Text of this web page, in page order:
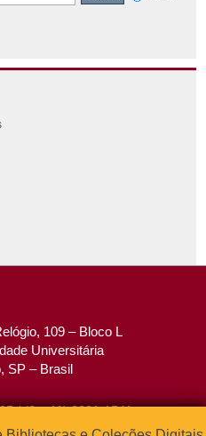
109 – Bloco L
Universitária
SP – Brasil
/ (0xx11) 3091-1541
3091-1567